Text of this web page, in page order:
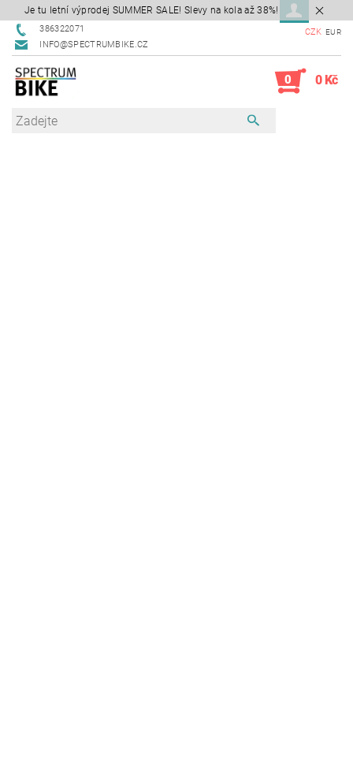
Je tu letní výprodej SUMMER SALE! Slevy na kola až 38%!
386322071
INFO@SPECTRUMBIKE.CZ
CZK EUR
0 0 Kč